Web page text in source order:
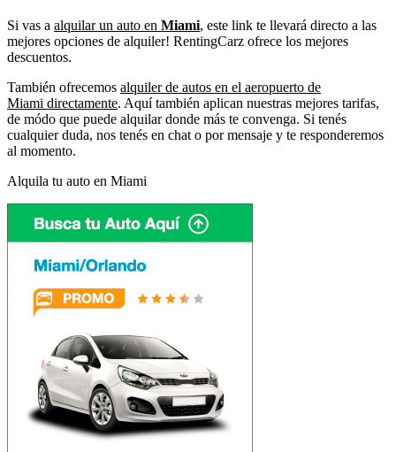
Si vas a alquilar un auto en Miami, este link te llevará directo a las
mejores opciones de alquiler! RentingCarz ofrece los mejores
descuentos.
También ofrecemos alquiler de autos en el aeropuerto de
Miami directamente. Aquí también aplican nuestras mejores tarifas,
de módo que puede alquilar donde más te convenga. Si tenés
cualquier duda, nos tenés en chat o por mensaje y te responderemos
al momento.
Alquila tu auto en Miami